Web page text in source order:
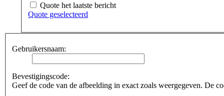
Quote het laatste bericht
Quote geselecteerd
Gebruikersnaam:
Bevestigingscode:
Geef de code van de afbeelding in exact zoals weergegeven. De